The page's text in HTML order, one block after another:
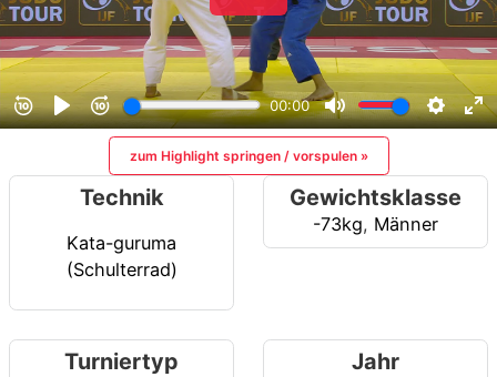
zum Highlight springen / vorspulen »
Technik
Kata-guruma
(Schulterrad)
Gewichtsklasse
-73kg, Männer
Turniertyp Jahr